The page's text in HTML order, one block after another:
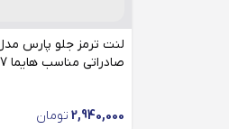
صادراتی مناسب هایما s7
2,940,000 تومان